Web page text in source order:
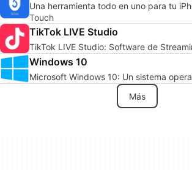
Una herramienta todo en uno para tu
Touch
TikTok LIVE Studio
TikTok LIVE Studio: Software de
Windows 10
Microsoft Windows 10: Un sistema
Más